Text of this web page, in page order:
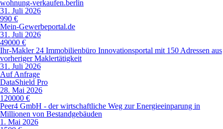
wohnung-verkaufen.berlin
31. Juli 2026
990 €
Mein-Gewerbeportal.de
31. Juli 2026
49000 €
Ihr-Makler 24 Immobilienbüro Innovationsportal mit 150 Adressen aus
vorheriger Maklertätigkeit
31. Juli 2026
Auf Anfrage
DataShield Pro
28. Mai 2026
120000 €
Peer4 GmbH - der wirtschaftliche Weg zur Energieeinparung in
Millionen von Bestandgebäuden
1. Mai 2026